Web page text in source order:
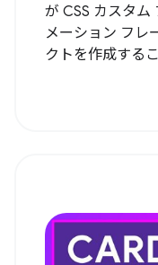
が CSS カスタム
メーション フレ
クトを作成する